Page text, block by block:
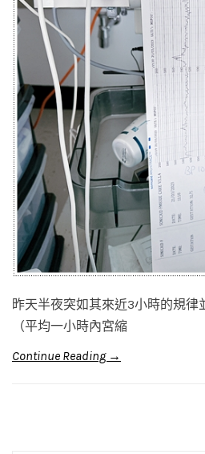
昨天半夜突如其來近3小時的規律
（平均一小時內宮縮
Continue Reading →